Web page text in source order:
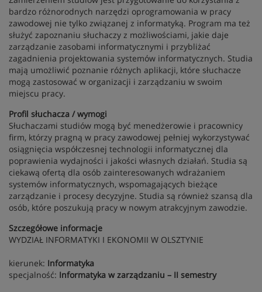
bardzo różnorodnych narzędzi oprogramowania w pracy
zawodowej nie tylko związanej z informatyką. Program ma też
służyć zapoznaniu słuchaczy z możliwościami, jakie daje
zarządzanie zasobami informatycznymi i przybliżać
zagadnienia projektowania systemów informatycznych. Studia
mają umożliwić poznanie różnych aplikacji, które słuchacze
mogą zastosować w organizacji i zarządzaniu w swoim
miejscu pracy.
Profil słuchacza / wymogi
Słuchaczami studiów mogą być menedżerowie i pracownicy
firm, którzy pragną w pracy zawodowej pełniej wykorzystywać
osiągnięcia współczesnej technologii informatycznej dla
poprawienia wydajności i jakości własnych działań. Studia są
ciekawą ofertą dla osób zainteresowanych wdrażaniem
systemów informatycznych, wspomagających bieżące
zarządzanie i procesy decyzyjne. Studia są również szansą dla
osób, które poszukują pracy w nowym atrakcyjnym zawodzie.
Szczegółowe informacje
WYDZIAŁ INFORMATYKI I EKONOMII W OLSZTYNIE
kierunek: Informatyka
specjalność: Informatyka w zarządzaniu – II semestry